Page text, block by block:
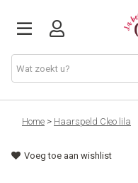
Just arrived
Juwelen & Accessoires
Home > Haarspeld Cleo lila
Voeg toe aan wishlist